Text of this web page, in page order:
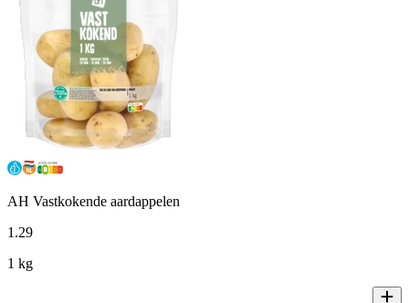
AH Vastkokende aardappelen
1.29
1 kg